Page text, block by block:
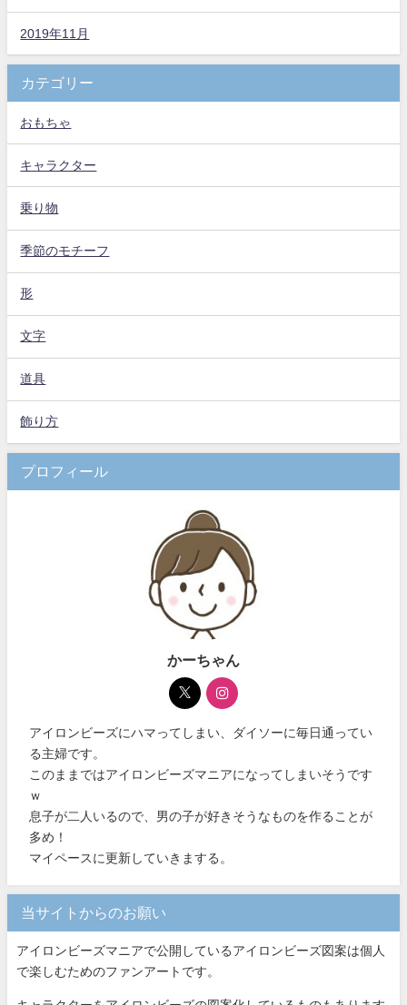
2019年11月
カテゴリー
おもちゃ
キャラクター
乗り物
季節のモチーフ
形
文字
道具
飾り方
プロフィール
かーちゃん
アイロンビーズにハマってしまい、ダイソーに毎日通ってい
る主婦です。
このままではアイロンビーズマニアになってしまいそうです
ｗ
息子が二人いるので、男の子が好きそうなものを作ることが
多め！
マイペースに更新していきまする。
当サイトからのお願い
アイロンビーズマニアで公開しているアイロンビーズ図案は個人
で楽しむためのファンアートです。